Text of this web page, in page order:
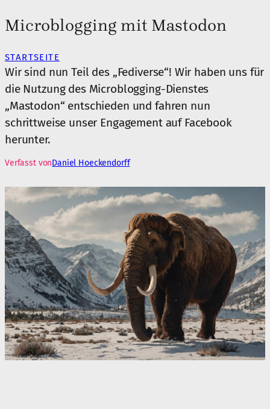
Microblogging mit Mastodon
STARTSEITE
Wir sind nun Teil des „Fediverse“! Wir haben uns für
die Nutzung des Microblogging-Dienstes
„Mastodon“ entschieden und fahren nun
schrittweise unser Engagement auf Facebook
herunter.
Verfasst vonDaniel Hoeckendorff